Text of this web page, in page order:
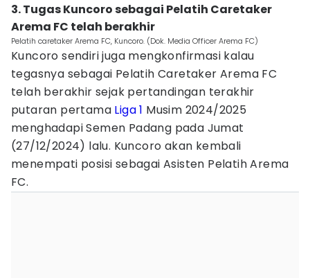
3. Tugas Kuncoro sebagai Pelatih Caretaker
Arema FC telah berakhir
Pelatih caretaker Arema FC, Kuncoro. (Dok. Media Officer Arema FC)
Kuncoro sendiri juga mengkonfirmasi kalau
tegasnya sebagai Pelatih Caretaker Arema FC
telah berakhir sejak pertandingan terakhir
putaran pertama Liga 1 Musim 2024/2025
menghadapi Semen Padang pada Jumat
(27/12/2024) lalu. Kuncoro akan kembali
menempati posisi sebagai Asisten Pelatih Arema
FC.